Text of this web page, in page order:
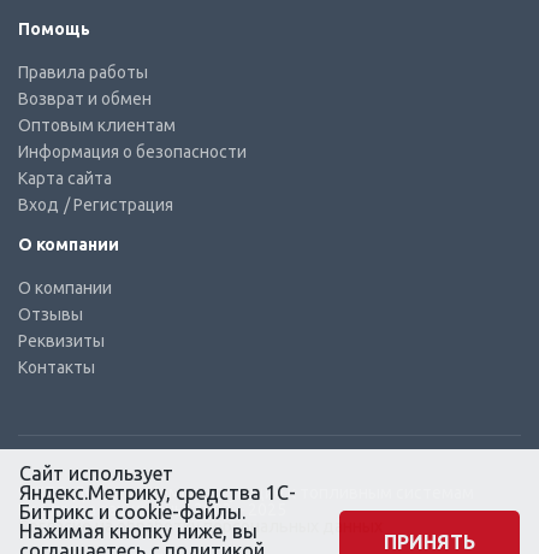
Помощь
Правила работы
Возврат и обмен
Оптовым клиентам
Информация о безопасности
Карта сайта
Вход / Регистрация
О компании
О компании
Отзывы
Реквизиты
Контакты
© КТС-Дизель – Комплектующие к топливным системам
Все права защищены, 2003 – 2025
Согласие на обработку персональных данных
Сайт использует
Яндекс.Метрику, средства 1С-
Битрикс и cookie-файлы.
Нажимая кнопку ниже, вы
ПРИНЯТЬ